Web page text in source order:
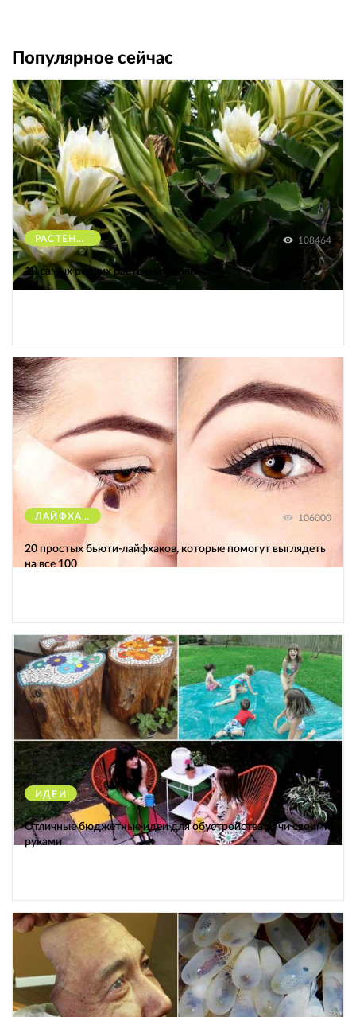
Популярное сейчас
РАСТЕНИЯ 108464
10 самых редких растений Земли
ЛАЙФХАКИ 106000
20 простых бьюти-лайфхаков, которые помогут выглядеть
на все 100
ИДЕИ 38471
Отличные бюджетные идеи для обустройства дачи своими
руками